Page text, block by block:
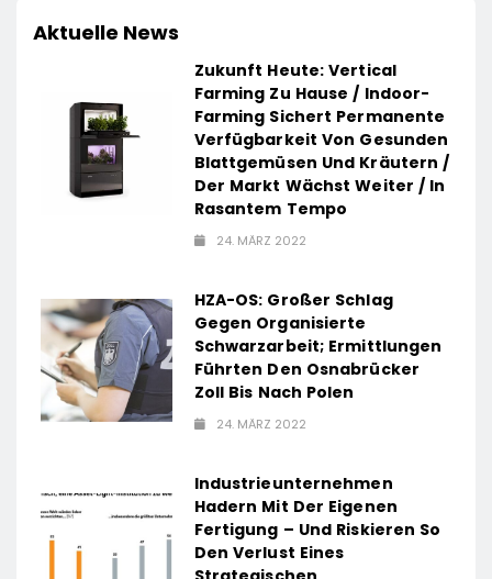
Aktuelle News
Zukunft Heute: Vertical
Farming Zu Hause / Indoor-
Farming Sichert Permanente
Verfügbarkeit Von Gesunden
Blattgemüsen Und Kräutern /
Der Markt Wächst Weiter / In
Rasantem Tempo
24. MÄRZ 2022
HZA-OS: Großer Schlag
Gegen Organisierte
Schwarzarbeit; Ermittlungen
Führten Den Osnabrücker
Zoll Bis Nach Polen
24. MÄRZ 2022
Industrieunternehmen
Hadern Mit Der Eigenen
Fertigung – Und Riskieren So
Den Verlust Eines